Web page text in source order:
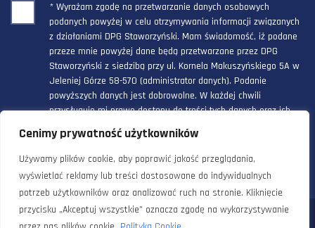
Cenimy prywatność użytkowników
Używamy plików cookie, aby poprawić jakość przeglądania,
wyświetlać reklamy lub treści dostosowane do indywidualnych
potrzeb użytkowników oraz analizować ruch na stronie. Kliknięcie
przycisku „Akceptuj wszystkie” oznacza zgodę na wykorzystywanie
* Wyrażam zgodę na przetwarzanie danych osobowych
podanych powyżej w celu otrzymywania informacji związanych
z działaniami DPG Staworzyński. Mam świadomość, iż podane
przeze mnie powyżej dane będą przetwarzane przez DPG
Staworzyński z siedzibą przy ul. Kornela Makuszyńskiego 5A w
Jeleniej Górze 58-570 (administrator danych). Podanie
powyższych danych jest dobrowolne. W każdej chwili
przysługuje mi prawo dostępu do treści tych danych oraz ich
poprawienia, a powyższa zgoda może być odwołana w każdym
czasie.
© 2024 Doradztwo Przemysłowo Gospodarcze Staworzyński. Wszelkie